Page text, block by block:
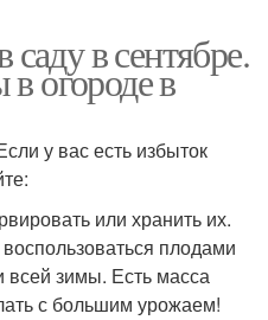
саду в сентябре.
огороде в
у вас есть избыток
или хранить их.
плодами
всей зимы. Есть масса
с большим урожаем!